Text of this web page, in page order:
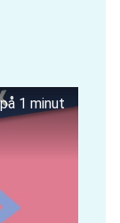
1 minut